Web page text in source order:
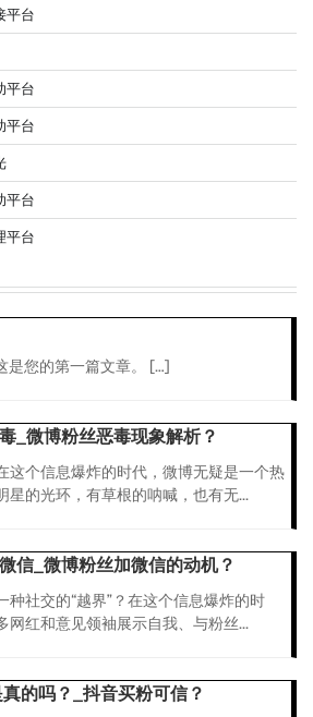
平台
平台
平台
平台
平台
是您的第一篇文章。 […]
_微博粉丝恶毒现象解析？
这个信息爆炸的时代，微博无疑是一个热
星的光环，有草根的呐喊，也有无...
信_微博粉丝加微信的动机？
种社交的“越界”？在这个信息爆炸的时
网红和意见领袖展示自我、与粉丝...
的吗？_抖音买粉可信？